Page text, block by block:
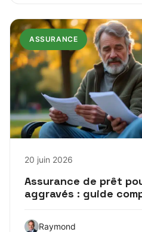
ASSURANCE
20 juin 2026
Assurance de prêt
aggravés : guide
Raymond